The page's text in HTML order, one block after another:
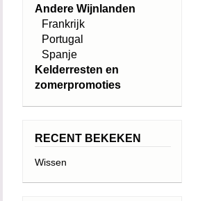
Andere Wijnlanden
Frankrijk
Portugal
Spanje
Kelderresten en
zomerpromoties
RECENT BEKEKEN
Wissen